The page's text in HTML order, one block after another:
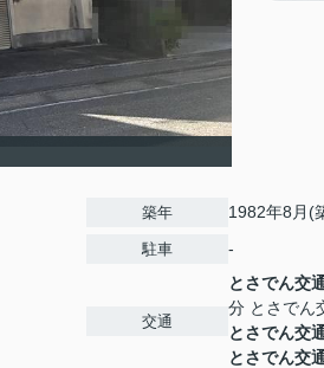
築年 1982年8月(
駐車 -
交通
とさでん交
分 とさでん
とさでん交
とさでん交